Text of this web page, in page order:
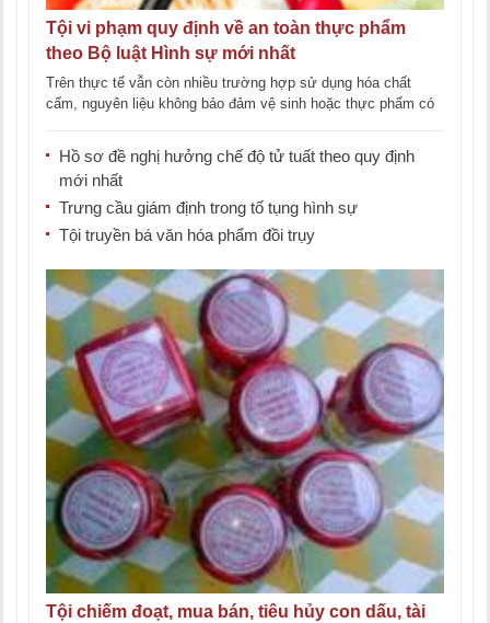
Tội vi phạm quy định về an toàn thực phẩm
theo Bộ luật Hình sự mới nhất
Trên thực tế vẫn còn nhiều trường hợp sử dụng hóa chất
cấm, nguyên liệu không bảo đảm vệ sinh hoặc thực phẩm có
Hồ sơ đề nghị hưởng chế độ tử tuất theo quy định
mới nhất
Trưng cầu giám định trong tố tụng hình sự
Tội truyền bá văn hóa phẩm đồi trụy
Tội chiếm đoạt, mua bán, tiêu hủy con dấu, tài